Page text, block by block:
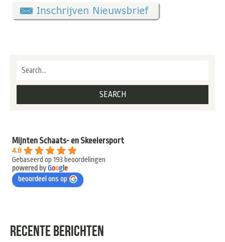
Mijnten Schaats- en Skeelersport
4.8
Gebaseerd op 193 beoordelingen
powered byGooge
beoordeel ons op
RECENTE BERICHTEN